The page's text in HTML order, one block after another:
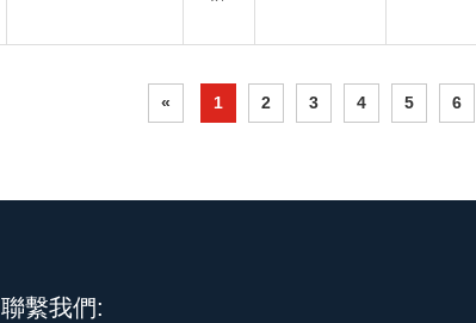
« 1 2 3 4 5 6
聯繫我們: